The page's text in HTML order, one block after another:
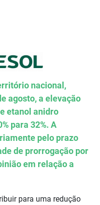
nacional,
agosto, a elevação
etanol anidro
para 32%. A
pelo prazo
de prorrogação por
em relação a
para uma redução